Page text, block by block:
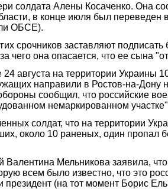
солдата Алены Косаченко. Она
в конце июля был переведен
ОБСЕ).
срочников заставляют
чего она опасается, что ее сына
августа на территории Украины
направили в Ростов-на-Дону
сообщил, что российские
немаркированном
солдат, что на территории
около 10 раненых, один
Мельникова заявила,
всем было известно, что это
(на тот момент Борис